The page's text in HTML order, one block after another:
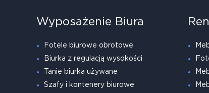
Wyposażenie Biura
Fotele biurowe obrotowe
Biurka z regulacją wysokości
Tanie biurka używane
Szafy i kontenery biurowe